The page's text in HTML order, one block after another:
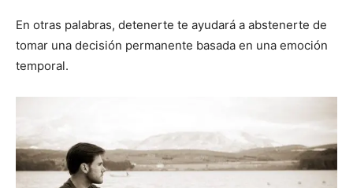
En otras palabras, detenerte te ayudará a abstenerte de
tomar una decisión permanente basada en una emoción
temporal.